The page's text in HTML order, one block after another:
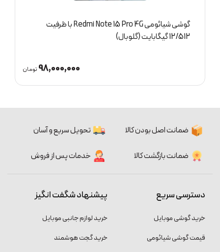
گوشی شیائومی Redmi Note 15 Pro 4G با ظرفیت
8/256 گیگابایت (گلوبال)
72,500,000 تومان
ضمانت اصل بودن کالا تحویل سریع و آسان
ضمانت بازگشت کالا خدمات پس از فروش
دسترسی سریع
خرید گوشی موبایل
قیمت گوشی شیائومی
پیشنهاد شگفت انگیز
خرید لوازم جانبی موبایل
خرید گجت هوشمند